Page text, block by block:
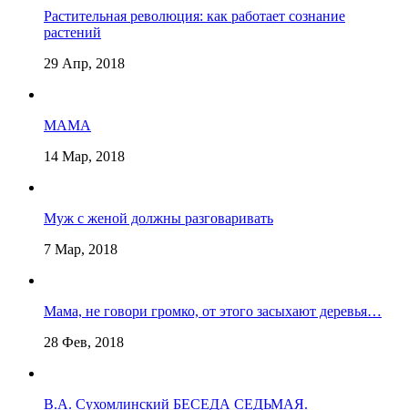
Растительная революция: как работает сознание
растений
29 Апр, 2018
МАМА
14 Мар, 2018
Муж с женой должны разговаривать
7 Мар, 2018
Мама, не говори громко, от этого засыхают деревья…
28 Фев, 2018
В.А. Сухомлинский БЕСЕДА СЕДЬМАЯ.